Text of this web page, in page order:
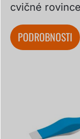
cvičné rovince
PODROBNOSTI